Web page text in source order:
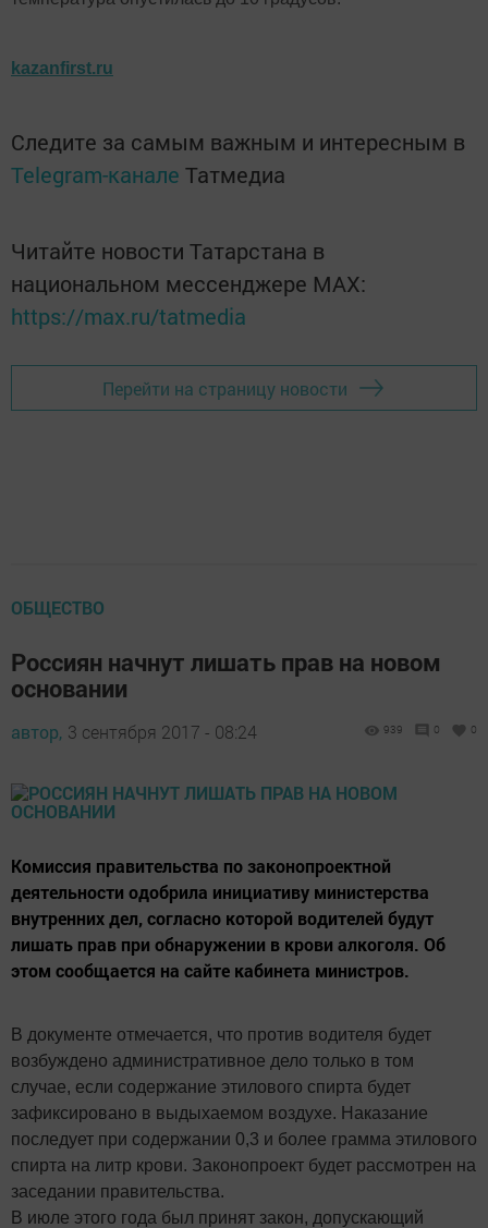
kazanfirst.ru
Следите за самым важным и интересным в
Telegram-канале Татмедиа
Читайте новости Татарстана в
национальном мессенджере MАХ:
https://max.ru/tatmedia
Перейти на страницу новости
ОБЩЕСТВО
Россиян начнут лишать прав на новом
основании
автор, 3 сентября 2017 - 08:24 939 0 0
Комиссия правительства по законопроектной
деятельности одобрила инициативу министерства
внутренних дел, согласно которой водителей будут
лишать прав при обнаружении в крови алкоголя. Об
этом сообщается на сайте кабинета министров.
В документе отмечается, что против водителя будет
возбуждено административное дело только в том
случае, если содержание этилового спирта будет
зафиксировано в выдыхаемом воздухе. Наказание
последует при содержании 0,3 и более грамма этилового
спирта на литр крови. Законопроект будет рассмотрен на
заседании правительства.
В июле этого года был принят закон, допускающий